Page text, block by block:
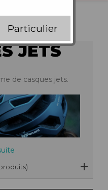
JETS
de casques jets.
Particulier